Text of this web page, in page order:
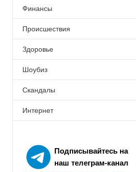
Финансы
Происшествия
Здоровье
Шоубиз
Скандалы
Интернет
Подписывайтесь на
наш телеграм-канал